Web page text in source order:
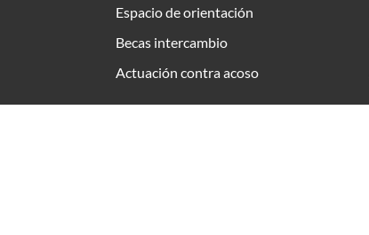
Espacio de orientación
Becas intercambio
Actuación contra acoso